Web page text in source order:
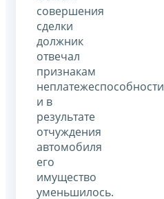
совершения
сделки
должник
отвечал
признакам
неплатежеспособности
и в
результате
отчуждения
автомобиля
его
имущество
уменьшилось.